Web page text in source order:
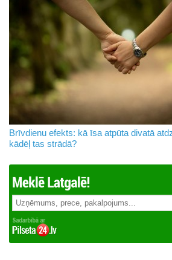
Brīvdienu efekts: kā īsa atpūta divatā
kādēļ tas strādā?